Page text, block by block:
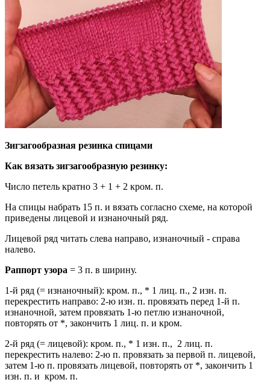
Зигзагообразная резинка спицами
Как вязать зигзагообразную резинку:
Число петель кратно 3 + 1 + 2 кром. п.
На спицы набрать 15 п. и вязать согласно схеме, на которой
приведены лицевой и изнаночный ряд.
Лицевой ряд читать слева направо, изнаночный - справа
налево.
Раппорт узора = 3 п. в ширину.
1-й ряд (= изнаночный): кром. п., * 1 лиц. п., 2 изн. п.
перекрестить направо: 2-ю изн. п. провязать перед 1-й п.
изнаночной, затем провязать 1-ю петлю изнаночной,
повторять от *, закончить 1 лиц. п. и кром.
2-й ряд (= лицевой): кром. п., * 1 изн. п., 2 лиц. п.
перекрестить налево: 2-ю п. провязать за первой п. лицевой,
затем 1-ю п. провязать лицевой, повторять от *, закончить 1
изн. п. и кром. п.